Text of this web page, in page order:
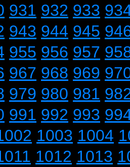
931 932 933
943 944 945
955 956 957
967 968 969
979 980 981
991 992 993
1003 1004
1012 1013